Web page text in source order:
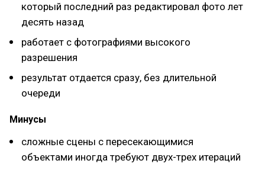
который последний раз редактировал фото лет
десять назад
работает с фотографиями высокого
разрешения
результат отдается сразу, без длительной
очереди
Минусы
сложные сцены с пересекающимися
объектами иногда требуют двух-трех итераций